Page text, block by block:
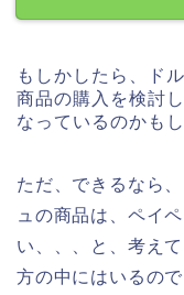
もしかしたら、ド
商品の購入を検討
なっているのかも
ただ、できるなら
ュの商品は、ペイ
い、、、と、考え
方の中にはいるの